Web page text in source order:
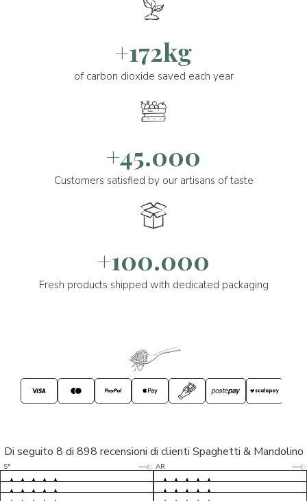
+172kg
of carbon dioxide saved each year
+45.000
Customers satisfied by our artisans of taste
+100.000
Fresh products shipped with dedicated packaging
Di seguito 8 di 898 recensioni di clienti Spaghetti & Mandolino
S* 5/5
LP 5/5
M* 5/5
AR 5/5
D* 5/5
S* 5/5